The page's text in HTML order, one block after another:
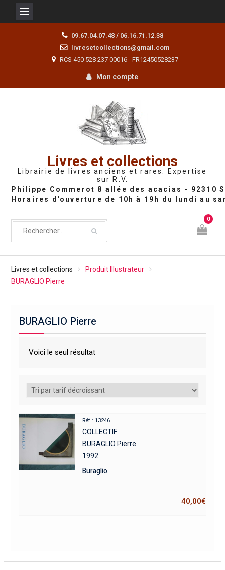
09.67.04.07.48 / 06.16.71.12.38
livresetcollections@gmail.com
RCS 450 528 237 00016 - FR12450528237
Mon compte
Livres et collections
Librairie de livres anciens et rares. Expertise
sur R.V.
0
Livres et collections
Produit Illustrateur
BURAGLIO Pierre
BURAGLIO Pierre
Voici le seul résultat
Réf : 13246
COLLECTIF
BURAGLIO Pierre
1992
Buraglio.
40,00€